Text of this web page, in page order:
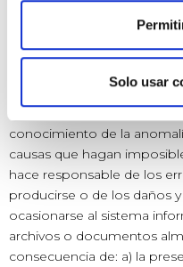
Solo usar
El Titular no puede
errores en el acceso al
necesarias para actualizar
restaurar la
conocimiento de la
causas que hagan
hace responsable de los
producirse o de los daños
ocasionarse al sistema
archivos o documentos
consecuencia de: a) la